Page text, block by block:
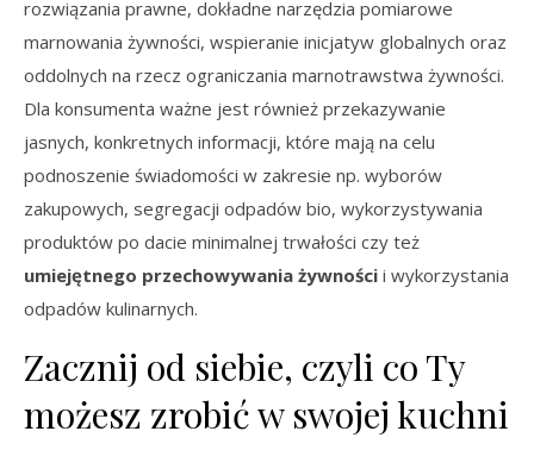
rozwiązania prawne, dokładne narzędzia pomiarowe
marnowania żywności, wspieranie inicjatyw globalnych oraz
oddolnych na rzecz ograniczania marnotrawstwa żywności.
Dla konsumenta ważne jest również przekazywanie
jasnych, konkretnych informacji, które mają na celu
podnoszenie świadomości w zakresie np. wyborów
zakupowych, segregacji odpadów bio, wykorzystywania
produktów po dacie minimalnej trwałości czy też
umiejętnego przechowywania żywności i wykorzystania
odpadów kulinarnych.
Zacznij od siebie, czyli co Ty
możesz zrobić w swojej kuchni